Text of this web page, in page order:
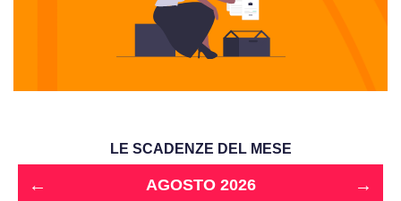
LE SCADENZE DEL MESE
← AGOSTO 2026 →